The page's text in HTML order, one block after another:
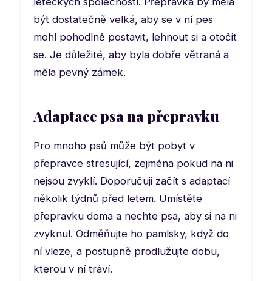
být dostatečně velká, aby se v ní pes
mohl pohodlně postavit, lehnout si a otočit
se. Je důležité, aby byla dobře větraná a
měla pevný zámek.
Adaptace psa na přepravku
Pro mnoho psů může být pobyt v
přepravce stresující, zejména pokud na ni
nejsou zvyklí. Doporučuji začít s adaptací
několik týdnů před letem. Umístěte
přepravku doma a nechte psa, aby si na ni
zvyknul. Odměňujte ho pamlsky, když do
ní vleze, a postupně prodlužujte dobu,
kterou v ní tráví.